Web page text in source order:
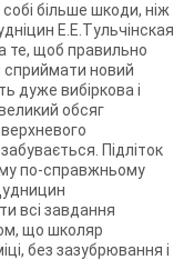
більше шкоди, ніж
Е.Е.Тульчінская
те, щоб правильно
сприймати новий
дуже вибіркова і
обсяг
Підліток
по-справжньому
всі завдання
що школяр
без зазубрювання і